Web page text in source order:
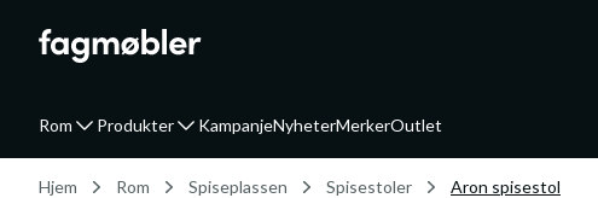
Rom Produkter KampanjeNyheterMerkerOutlet
Hjem Rom Spiseplassen Spisestoler Aron spisestol